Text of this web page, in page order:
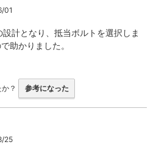
01
計となり、抵当ボルトを選択しま
助かりました。
？ 参考になった
5
25